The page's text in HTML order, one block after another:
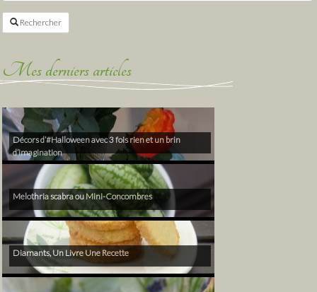
Rechercher
Mes derniers articles
Décors d’#Halloween avec 3 fois rien et un brin
d’imagination
Melothria scabra ou Mini-Concombres
Diamants, Un Livre Une Recette